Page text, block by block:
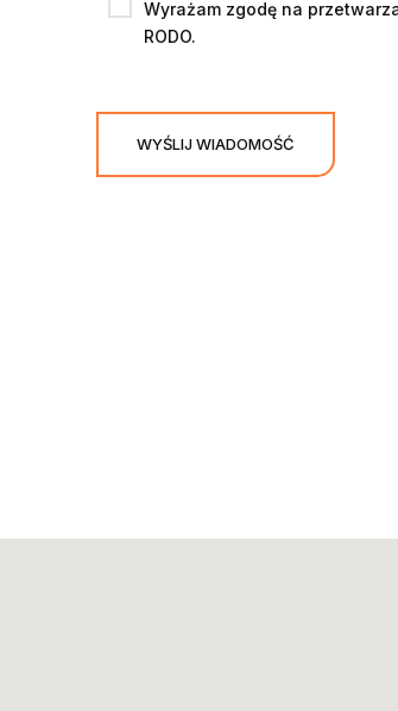
Wyrażam zgodę na
RODO.